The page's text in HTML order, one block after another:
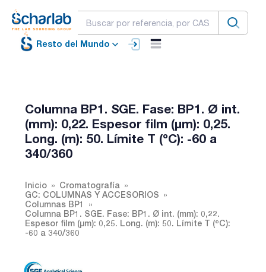
Resto del Mundo
Columna BP1. SGE. Fase: BP1. Ø int.
(mm): 0,22. Espesor film (µm): 0,25.
Long. (m): 50. Límite T (ºC): -60 a
340/360
Inicio
Cromatografía
GC: COLUMNAS Y ACCESORIOS
Columnas BP1
Columna BP1. SGE. Fase: BP1. Ø int. (mm): 0,22.
Espesor film (µm): 0,25. Long. (m): 50. Límite T (ºC):
-60 a 340/360